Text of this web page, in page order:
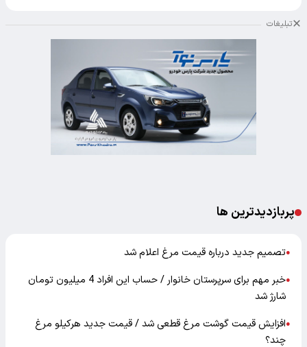
تبلیغات
پربازدیدترین ها
●تصمیم جدید درباره قیمت مرغ اعلام شد
●
خبر مهم برای سرپرستان خانوار / حساب این افراد 4 میلیون تومان
شارژ شد
●افزایش قیمت گوشت مرغ قطعی شد / قیمت جدید هرکیلو مرغ
چند؟